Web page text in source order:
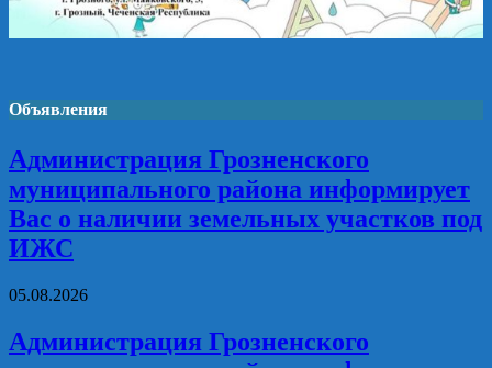
Объявления
Администрация Грозненского
муниципального района информирует
Вас о наличии земельных участков под
ИЖС
05.08.2026
Администрация Грозненского